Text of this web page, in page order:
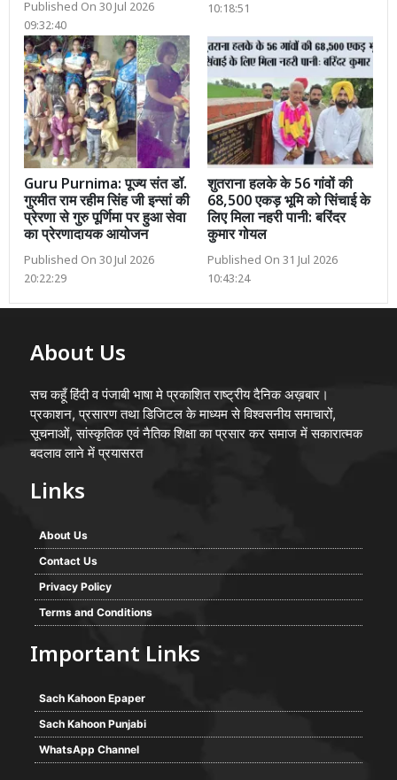
Published On 30 Jul 2026
09:32:40
10:18:51
Guru Purnima: पूज्य संत डॉ.
गुरमीत राम रहीम सिंह जी इन्सां की
प्रेरणा से गुरु पूर्णिमा पर हुआ सेवा
का प्रेरणादायक आयोजन
Published On 30 Jul 2026
20:22:29
शुतराना हलके के 56 गांवों की
68,500 एकड़ भूमि को सिंचाई के
लिए मिला नहरी पानी: बरिंदर
कुमार गोयल
Published On 31 Jul 2026
10:43:24
About Us
सच कहूँ हिंदी व पंजाबी भाषा मे प्रकाशित राष्ट्रीय दैनिक अख़बार।
प्रकाशन, प्रसारण तथा डिजिटल के माध्यम से विश्वसनीय समाचारों,
सूचनाओं, सांस्कृतिक एवं नैतिक शिक्षा का प्रसार कर समाज में सकारात्मक
बदलाव लाने में प्रयासरत
Links
About Us
Contact Us
Privacy Policy
Terms and Conditions
Important Links
Sach Kahoon Epaper
Sach Kahoon Punjabi
WhatsApp Channel